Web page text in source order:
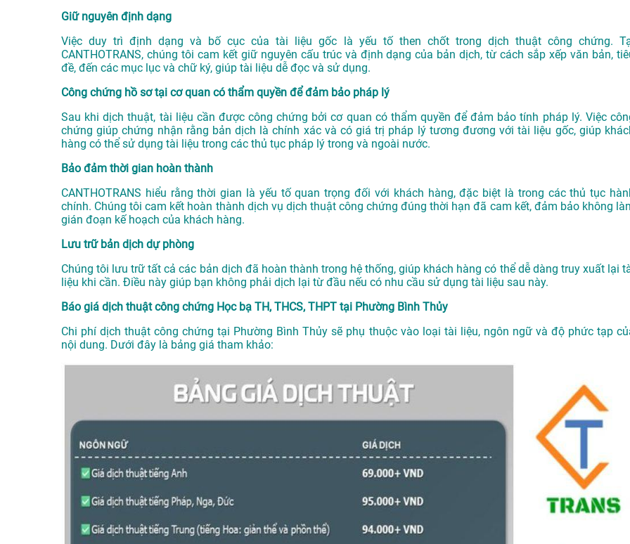
Giữ nguyên định dạng
Việc duy trì định dạng và bố cục của tài liệu gốc là yếu tố then chốt trong dịch thuật công chứng.
CANTHOTRANS, chúng tôi cam kết giữ nguyên cấu trúc và định dạng của bản dịch, từ cách sắp xếp văn bản,
đề, đến các mục lục và chữ ký, giúp tài liệu dễ đọc và sử dụng.
Công chứng hồ sơ tại cơ quan có thẩm quyền để đảm bảo pháp lý
Sau khi dịch thuật, tài liệu cần được công chứng bởi cơ quan có thẩm quyền để đảm bảo tính pháp lý. Việc
chứng giúp chứng nhận rằng bản dịch là chính xác và có giá trị pháp lý tương đương với tài liệu gốc, giúp
hàng có thể sử dụng tài liệu trong các thủ tục pháp lý trong và ngoài nước.
Bảo đảm thời gian hoàn thành
CANTHOTRANS hiểu rằng thời gian là yếu tố quan trọng đối với khách hàng, đặc biệt là trong các thủ tục
chính. Chúng tôi cam kết hoàn thành dịch vụ dịch thuật công chứng đúng thời hạn đã cam kết, đảm bảo không
gián đoạn kế hoạch của khách hàng.
Lưu trữ bản dịch dự phòng
Chúng tôi lưu trữ tất cả các bản dịch đã hoàn thành trong hệ thống, giúp khách hàng có thể dễ dàng truy xuất lại
liệu khi cần. Điều này giúp bạn không phải dịch lại từ đầu nếu có nhu cầu sử dụng tài liệu sau này.
Báo giá dịch thuật công chứng Học bạ TH, THCS, THPT tại Phường Bình Thủy
Chi phí dịch thuật công chứng tại Phường Bình Thủy sẽ phụ thuộc vào loại tài liệu, ngôn ngữ và độ phức tạp
nội dung. Dưới đây là bảng giá tham khảo: